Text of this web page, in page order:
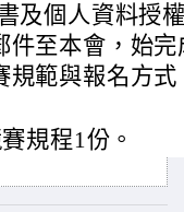
及個人資料授
件至本會，始
規範與報名方
規程1份。